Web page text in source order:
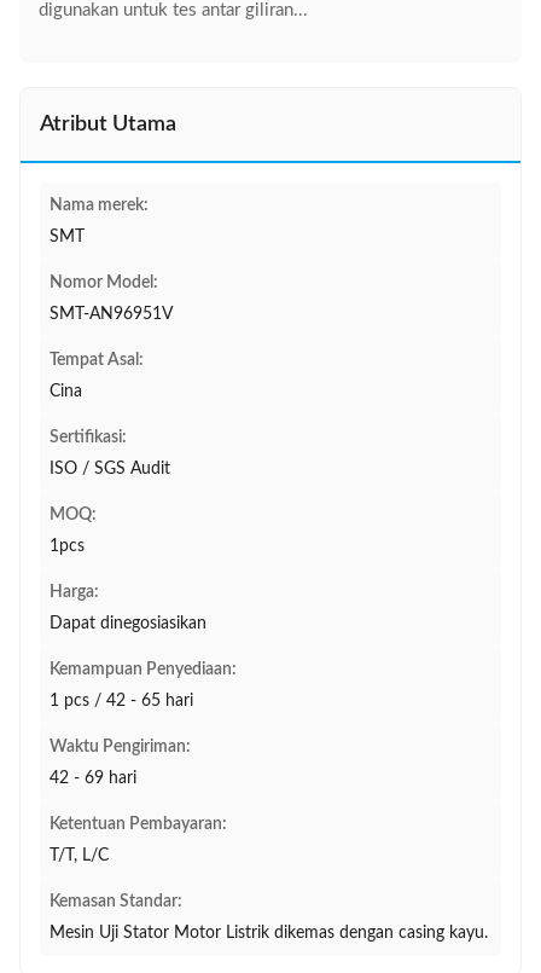
digunakan untuk tes antar giliran...
Atribut Utama
Nama merek:
SMT
Nomor Model:
SMT-AN96951V
Tempat Asal:
Cina
Sertifikasi:
ISO / SGS Audit
MOQ:
1pcs
Harga:
Dapat dinegosiasikan
Kemampuan Penyediaan:
1 pcs / 42 - 65 hari
Waktu Pengiriman:
42 - 69 hari
Ketentuan Pembayaran:
T/T, L/C
Kemasan Standar:
Mesin Uji Stator Motor Listrik dikemas dengan casing kayu.